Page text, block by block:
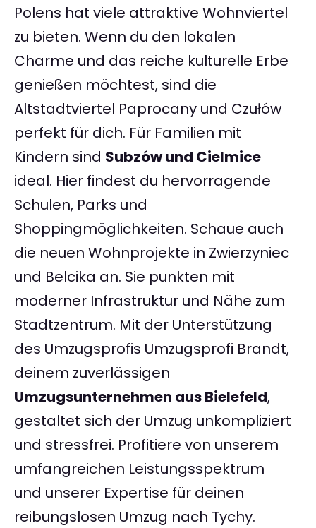
Polens hat viele attraktive Wohnviertel
zu bieten. Wenn du den lokalen
Charme und das reiche kulturelle Erbe
genießen möchtest, sind die
Altstadtviertel Paprocany und Czułów
perfekt für dich. Für Familien mit
Kindern sind Subzów und Cielmice
ideal. Hier findest du hervorragende
Schulen, Parks und
Shoppingmöglichkeiten. Schaue auch
die neuen Wohnprojekte in Zwierzyniec
und Belcika an. Sie punkten mit
moderner Infrastruktur und Nähe zum
Stadtzentrum. Mit der Unterstützung
des Umzugsprofis Umzugsprofi Brandt,
deinem zuverlässigen
Umzugsunternehmen aus Bielefeld,
gestaltet sich der Umzug unkompliziert
und stressfrei. Profitiere von unserem
umfangreichen Leistungsspektrum
und unserer Expertise für deinen
reibungslosen Umzug nach Tychy.